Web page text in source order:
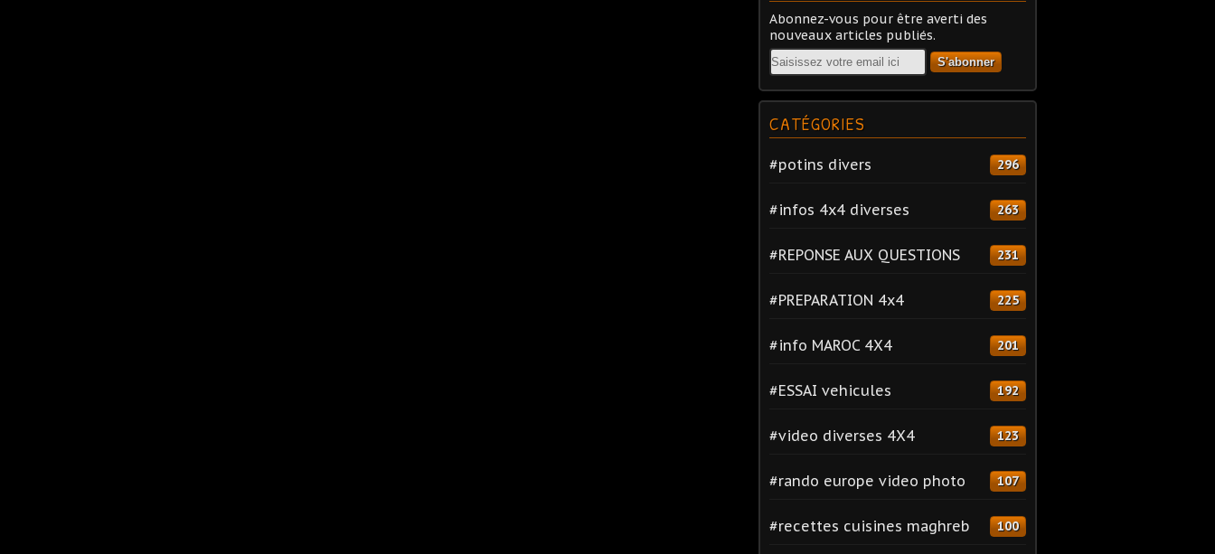
Abonnez-vous pour être averti des
nouveaux articles publiés.
Email
CATÉGORIES
#potins divers 296
#infos 4x4 diverses 263
#REPONSE AUX QUESTIONS 231
#PREPARATION 4x4 225
#info MAROC 4X4 201
#ESSAI vehicules 192
#video diverses 4X4 123
#rando europe video photo 107
#recettes cuisines maghreb 100